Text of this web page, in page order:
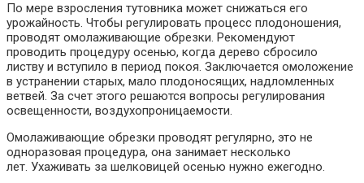
По мере взросления тутовника может снижаться его
урожайность. Чтобы регулировать процесс плодоношения,
проводят омолаживающие обрезки. Рекомендуют
проводить процедуру осенью, когда дерево сбросило
листву и вступило в период покоя. Заключается омоложение
в устранении старых, мало плодоносящих, надломленных
ветвей. За счет этого решаются вопросы регулирования
освещенности, воздухопроницаемости.
Омолаживающие обрезки проводят регулярно, это не
одноразовая процедура, она занимает несколько
лет. Ухаживать за шелковицей осенью нужно ежегодно.